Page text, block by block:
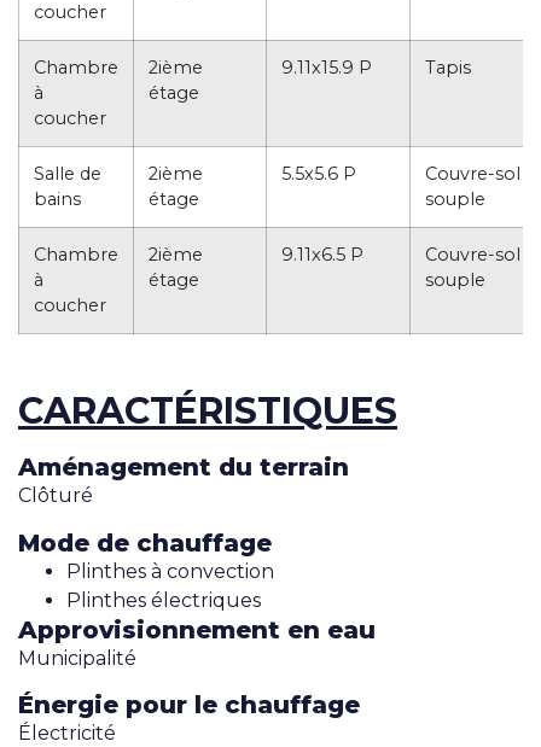
coucher
Chambre
à
coucher
2ième
étage
9.11x15.9 P Tapis
Salle de
bains
2ième
étage
5.5x5.6 P
Couvre-sol
souple
Chambre
à
coucher
2ième
étage
9.11x6.5 P
Couvre-sol
souple
CARACTÉRISTIQUES
Aménagement du terrain
Clôturé
Mode de chauffage
Plinthes à convection
Plinthes électriques
Approvisionnement en eau
Municipalité
Énergie pour le chauffage
Électricité